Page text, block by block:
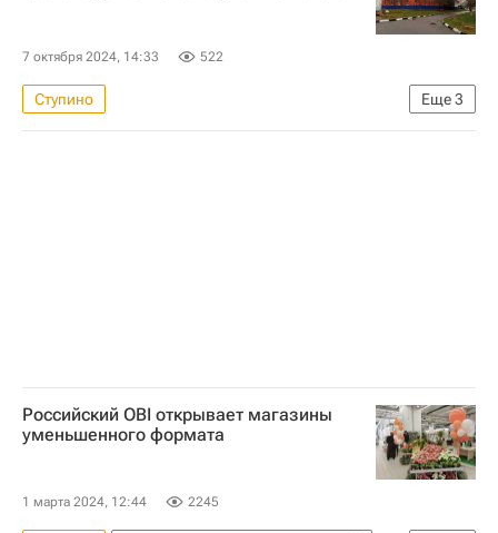
Риелторы
7 октября 2024, 14:33 522
Еще3
Ступино
Московская область (Подмосковье)
Российский OBI открывает магазины
уменьшенного формата
1 марта 2024, 12:44 2245